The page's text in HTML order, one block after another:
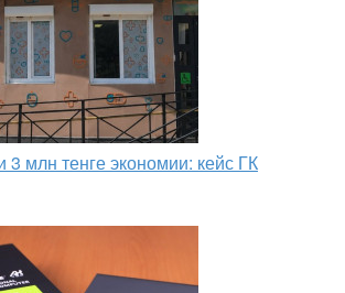
3 млн тенге экономии: кейс ГК